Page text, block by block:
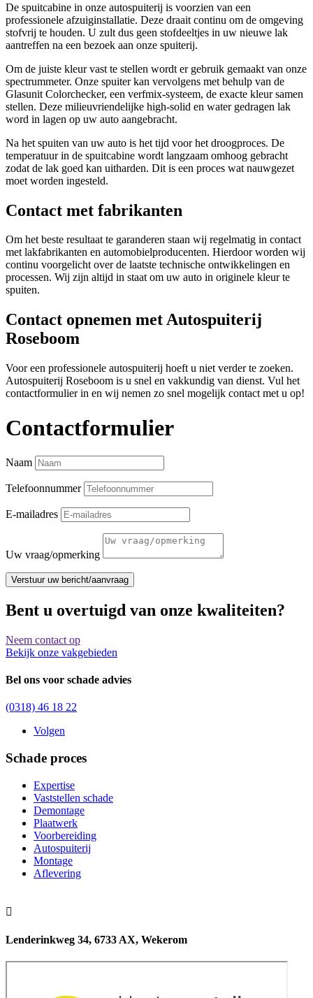
De spuitcabine in onze autospuiterij is voorzien van een
professionele afzuiginstallatie. Deze draait continu om de omgeving
stofvrij te houden. U zult dus geen stofdeeltjes in uw nieuwe lak
aantreffen na een bezoek aan onze spuiterij.
Om de juiste kleur vast te stellen wordt er gebruik gemaakt van onze
spectrummeter. Onze spuiter kan vervolgens met behulp van de
Glasunit Colorchecker, een verfmix-systeem, de exacte kleur samen
stellen. Deze milieuvriendelijke high-solid en water gedragen lak
word in lagen op uw auto aangebracht.
Na het spuiten van uw auto is het tijd voor het droogproces. De
temperatuur in de spuitcabine wordt langzaam omhoog gebracht
zodat de lak goed kan uitharden. Dit is een proces wat nauwgezet
moet worden ingesteld.
Contact met fabrikanten
Om het beste resultaat te garanderen staan wij regelmatig in contact
met lakfabrikanten en automobielproducenten. Hierdoor worden wij
continu voorgelicht over de laatste technische ontwikkelingen en
processen. Wij zijn altijd in staat om uw auto in originele kleur te
spuiten.
Contact opnemen met Autospuiterij
Roseboom
Voor een professionele autospuiterij hoeft u niet verder te zoeken.
Autospuiterij Roseboom is u snel en vakkundig van dienst. Vul het
contactformulier in en wij nemen zo snel mogelijk contact met u op!
Contactformulier
Naam
Telefoonnummer
E-mailadres
Uw vraag/opmerking
Verstuur uw bericht/aanvraag
Bent u overtuigd van onze kwaliteiten?
Neem contact op
Bekijk onze vakgebieden
Bel ons voor schade advies
(0318) 46 18 22
Volgen
Schade proces
Expertise
Vaststellen schade
Demontage
Plaatwerk
Voorbereiding
Autospuiterij
Montage
Aflevering

Lenderinkweg 34, 6733 AX, Wekerom